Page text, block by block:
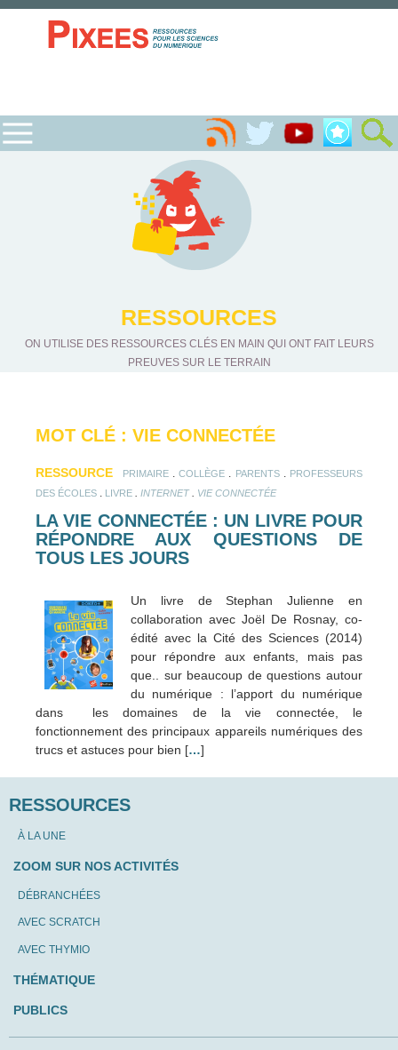
RESSOURCES
ON UTILISE DES RESSOURCES CLÉS EN MAIN QUI ONT FAIT LEURS
PREUVES SUR LE TERRAIN
MOT CLÉ : VIE CONNECTÉE
RESSOURCE PRIMAIRE. COLLÈGE PARENTS.
PROFESSEURS
DES ÉCOLES
LIVRE INTERNET. VIE CONNECTÉE
LA VIE CONNECTÉE : UN LIVRE POUR
RÉPONDRE AUX QUESTIONS DE
TOUS LES JOURS
Un livre de Stephan Julienne en
collaboration avec Joël De Rosnay, co-
édité avec la Cité des Sciences (2014)
pour répondre aux enfants, mais pas
que.. sur beaucoup de questions autour
du numérique : l’apport du numérique
dans les domaines de la vie connectée, le
fonctionnement des principaux appareils numériques des
trucs et astuces pour bien […]
RESSOURCES
À LA UNE
ZOOM SUR NOS ACTIVITÉS
DÉBRANCHÉES
AVEC SCRATCH
AVEC THYMIO
THÉMATIQUE
PUBLICS